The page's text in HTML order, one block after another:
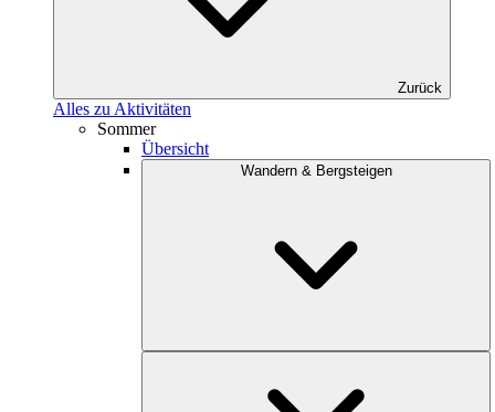
Zurück
Alles zu Aktivitäten
Sommer
Übersicht
Wandern & Bergsteigen